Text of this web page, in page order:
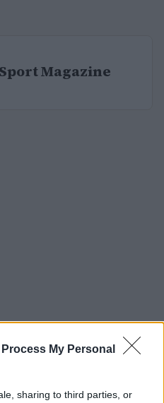
My Personal
sharing to third parties, or
Magazine